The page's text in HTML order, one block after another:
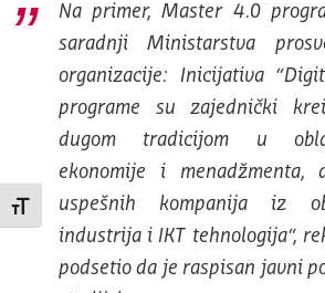
Promeni veličinu slova
Na primer, Master 4.0
saradnji Ministarstva
organizacije: Inicijativa
programe su zajednički
dugom tradicijom u
ekonomije i
uspešnih kompanija iz
industrija i IKT tehnologija“,
podsetio da je raspisan javni